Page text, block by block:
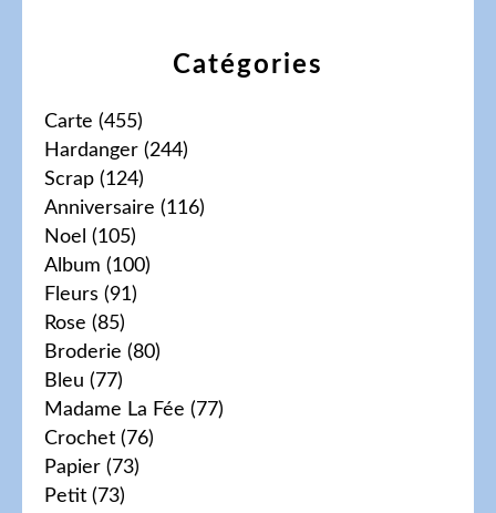
Catégories
Carte (455)
Hardanger (244)
Scrap (124)
Anniversaire (116)
Noel (105)
Album (100)
Fleurs (91)
Rose (85)
Broderie (80)
Bleu (77)
Madame La Fée (77)
Crochet (76)
Papier (73)
Petit (73)